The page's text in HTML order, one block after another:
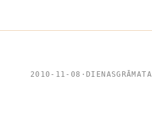
2010-11-08 · DIENASGRĀMATA